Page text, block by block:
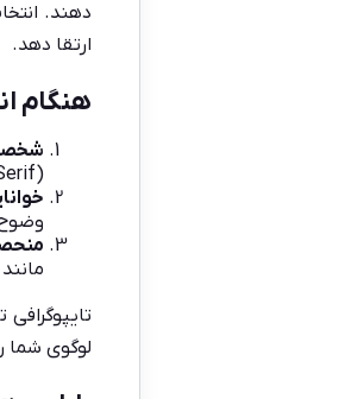
دهند.
ارتقا دهد.
هنگام
(Sans-Serif) را انتخاب کند، در حالی که یک برند لوکس ممکن است فونت های شکیل و سریف دار را ترجیح دهد.
وضوح
لوگوی شما